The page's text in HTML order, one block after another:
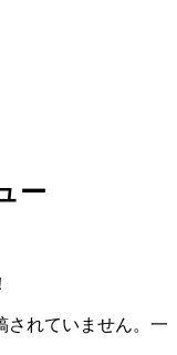
ー
されていません。一